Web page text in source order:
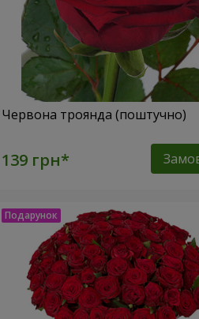
Червона троянда (поштучно)